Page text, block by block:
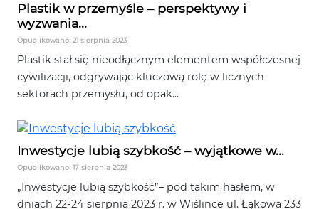
Plastik w przemyśle – perspektywy i
wyzwania...
Opublikowano: 21 sierpnia 2023
Plastik stał się nieodłącznym elementem współczesnej
cywilizacji, odgrywając kluczową rolę w licznych
sektorach przemysłu, od opak...
Inwestycje lubią szybkość – wyjątkowe w...
Opublikowano: 17 sierpnia 2023
„Inwestycje lubią szybkość”– pod takim hasłem, w
dniach 22-24 sierpnia 2023 r. w Wiślince ul. Łąkowa 233